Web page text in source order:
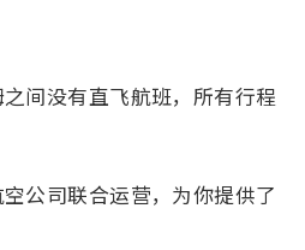
间没有直飞航班，所有行程
公司联合运营，为你提供了